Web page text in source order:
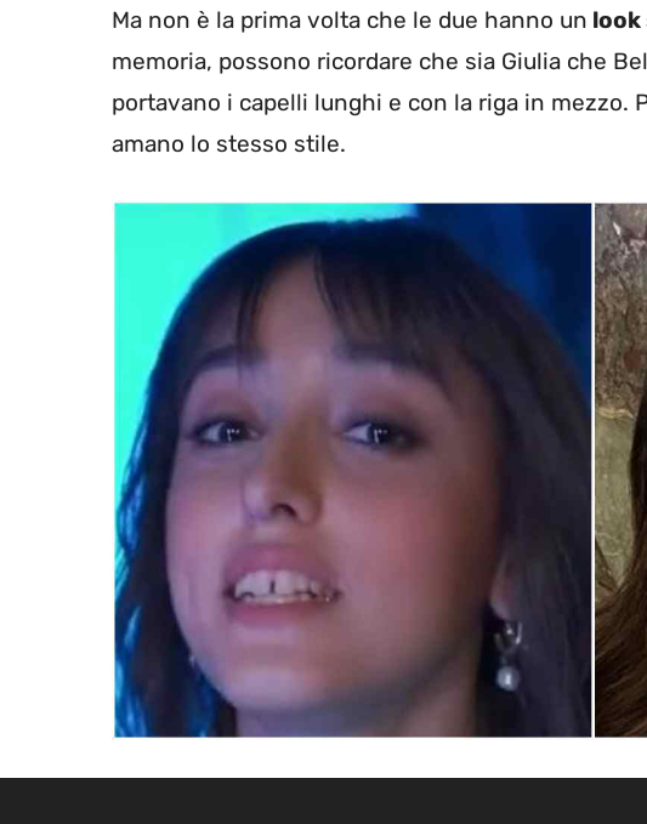
Ma non è la prima volta che le due hanno un look
memoria, possono ricordare che sia Giulia che
portavano i capelli lunghi e con la riga in mezzo.
amano lo stesso stile.